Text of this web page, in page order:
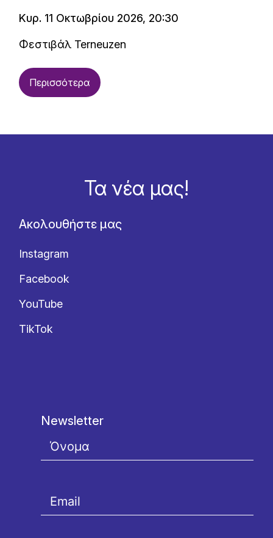
Κυρ. 11 Οκτωβρίου 2026, 20:30
Φεστιβάλ Terneuzen
Περισσότερα
Τα νέα μας!
Ακολουθήστε μας
Instagram
Facebook
YouTube
TikTok
Newsletter